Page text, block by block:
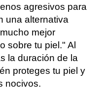
agresivos para
una alternativa
mejor
sobre tu piel." Al
la duración de la
proteges tu piel y
nocivos.